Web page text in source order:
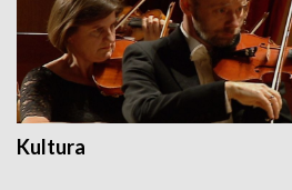
Kultura